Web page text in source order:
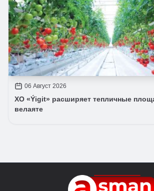
06 Август 2026
ХО «Ýigit» расширяет тепличные
велаяте